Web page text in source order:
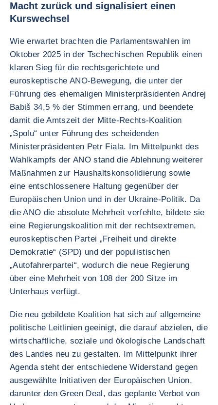
Macht zurück und signalisiert einen
Kurswechsel
Wie erwartet brachten die Parlamentswahlen im
Oktober 2025 in der Tschechischen Republik einen
klaren Sieg für die rechtsgerichtete und
euroskeptische ANO-Bewegung, die unter der
Führung des ehemaligen Ministerpräsidenten Andrej
Babiš 34,5 % der Stimmen errang, und beendete
damit die Amtszeit der Mitte-Rechts-Koalition
„Spolu“ unter Führung des scheidenden
Ministerpräsidenten Petr Fiala. Im Mittelpunkt des
Wahlkampfs der ANO stand die Ablehnung weiterer
Maßnahmen zur Haushaltskonsolidierung sowie
eine entschlossenere Haltung gegenüber der
Europäischen Union und in der Ukraine-Politik. Da
die ANO die absolute Mehrheit verfehlte, bildete sie
eine Regierungskoalition mit der rechtsextremen,
euroskeptischen Partei „Freiheit und direkte
Demokratie“ (SPD) und der populistischen
„Autofahrerpartei“, wodurch die neue Regierung
über eine Mehrheit von 108 der 200 Sitze im
Unterhaus verfügt.
Die neu gebildete Koalition hat sich auf allgemeine
politische Leitlinien geeinigt, die darauf abzielen, die
wirtschaftliche, soziale und ökologische Landschaft
des Landes neu zu gestalten. Im Mittelpunkt ihrer
Agenda steht der entschiedene Widerstand gegen
ausgewählte Initiativen der Europäischen Union,
darunter den Green Deal, das geplante Verbot von